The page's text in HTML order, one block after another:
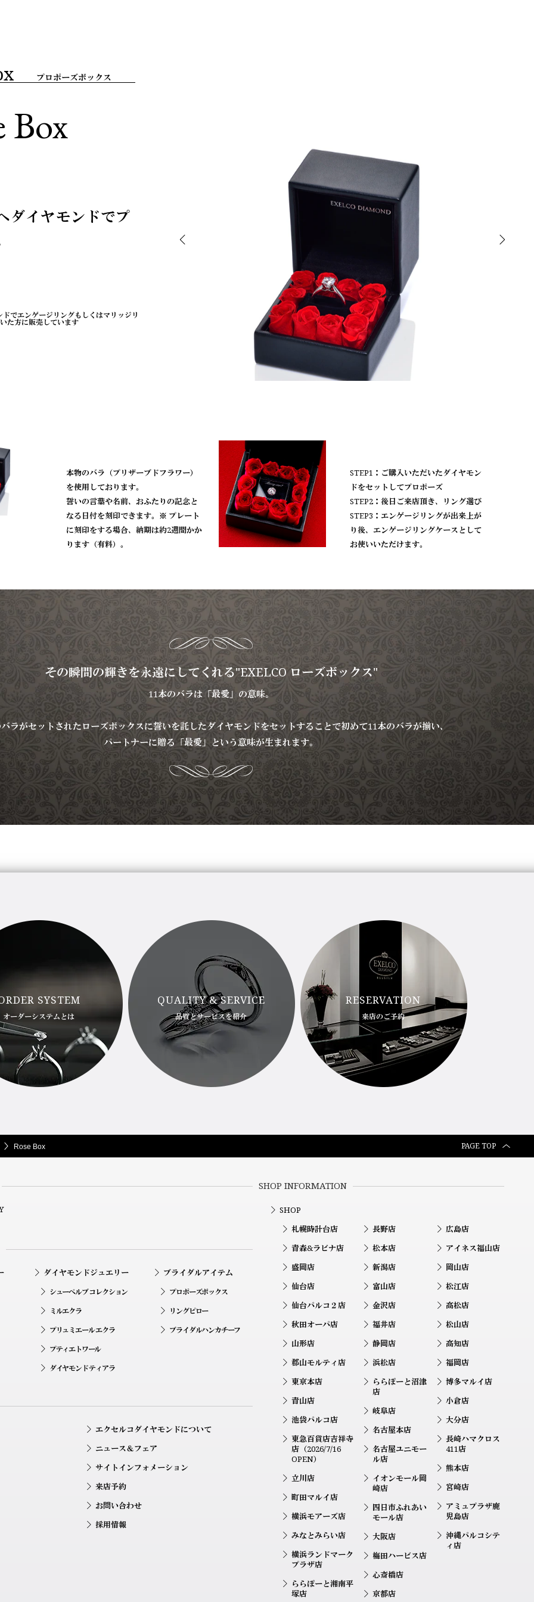
プロポーズボックス
Box
ダイヤモンドでプ
でエンゲージリングもしくはマリッジリ
た方に販売しています
本物のバラ（プリザーブドフラワー）
を使用しております。
誓いの言葉や名前、おふたりの記念と
なる日付を刻印できます。※ プレート
に刻印をする場合、納期は約2週間かか
ります（有料）。
STEP1：ご購入いただいたダイヤモン
ドをセットしてプロポーズ
STEP2：後日ご来店頂き、リング選び
STEP3：エンゲージリングが出来上が
り後、エンゲージリングケースとして
お使いいただけます。
その瞬間の輝きを永遠にしてくれる"EXELCO ローズボックス"
11本のバラは「最愛」の意味。
ラがセットされたローズボックスに誓いを託したダイヤモンドをセットすることで初めて11本のバラが揃い、
パートナーに贈る「最愛」という意味が生まれます。
SYSTEM
オーダーシステムとは
QUALITY & SERVICE
品質とサービスを紹介
RESERVATION
来店のご予約
Rose Box PAGE TOP
ダイヤモンドジュエリー
シューペルブ コレクション
ミルエクラ
プリュミエール エクラ
プティエトワール
ダイヤモンド ティアラ
ブライダルアイテム
プロポーズボックス
リングピロー
ブライダルハンカチーフ
SHOP INFORMATION
SHOP
札幌時計台店
青森&ラビナ店
盛岡店
仙台店
仙台パルコ２店
秋田オーパ店
山形店
郡山モルティ店
東京本店
青山店
池袋パルコ店
東急百貨店吉祥寺
店（2026/7/16
OPEN）
立川店
町田マルイ店
横浜モアーズ店
みなとみらい店
横浜ランドマーク
プラザ店
ららぽーと湘南平
塚店
長野店
松本店
新潟店
富山店
金沢店
福井店
静岡店
浜松店
ららぽーと沼津
店
岐阜店
名古屋本店
名古屋ユニモー
ル店
イオンモール岡
崎店
四日市ふれあい
モール店
大阪店
梅田ハービス店
心斎橋店
京都店
広島店
アイネス福山店
岡山店
松江店
高松店
松山店
高知店
福岡店
博多マルイ店
小倉店
大分店
長崎ハマクロス
411店
熊本店
宮崎店
アミュプラザ鹿
児島店
沖縄パルコシテ
ィ店
エクセルコダイヤモンドについて
ニュース＆フェア
サイトインフォメーション
来店予約
お問い合わせ
採用情報